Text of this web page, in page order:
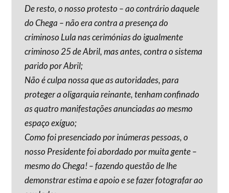
De resto, o nosso protesto – ao contrário daquele
do Chega – não era contra a presença do
criminoso Lula nas cerimónias do igualmente
criminoso 25 de Abril, mas antes, contra o sistema
parido por Abril;
Não é culpa nossa que as autoridades, para
proteger a oligarquia reinante, tenham confinado
as quatro manifestações anunciadas ao mesmo
espaço exíguo;
Como foi presenciado por inúmeras pessoas, o
nosso Presidente foi abordado por muita gente –
mesmo do Chega! – fazendo questão de lhe
demonstrar estima e apoio e se fazer fotografar ao